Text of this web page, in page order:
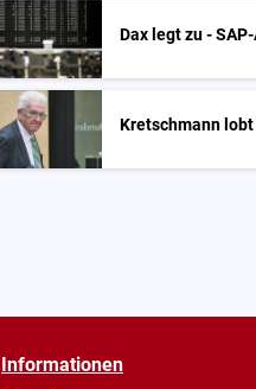
Dax legt zu -
Kretschmann
Informationen